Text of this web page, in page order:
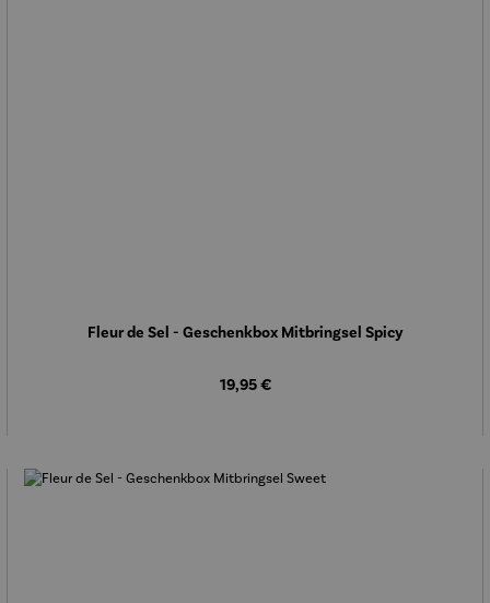
Fleur de Sel - Geschenkbox Mitbringsel Spicy
Regulärer Preis:
19,95 €